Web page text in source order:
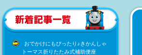
おでかけにもぴったり♪きかんしゃ
トーマス折りたたみ式補助便座